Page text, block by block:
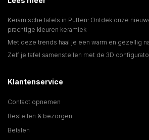
Keramische tafels in Putten: Ontdek onze
prachtige kleuren keramiek
Met deze trends haal je een warm en gezellig
Zelf je tafel samenstellen met de 3D
Klantenservice
Contact opnemen
Bestellen & bezorgen
Betalen